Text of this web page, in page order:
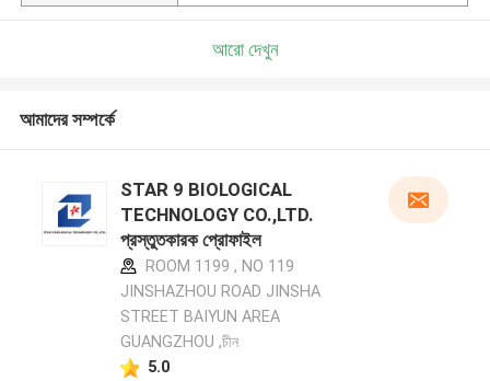
আরো দেখুন
আমাদের সম্পর্কে
STAR 9 BIOLOGICAL
TECHNOLOGY CO.,LTD.
প্রস্তুতকারক প্রোফাইল
ROOM 1199 , NO 119
JINSHAZHOU ROAD JINSHA
STREET BAIYUN AREA
GUANGZHOU ,চীন
5.0